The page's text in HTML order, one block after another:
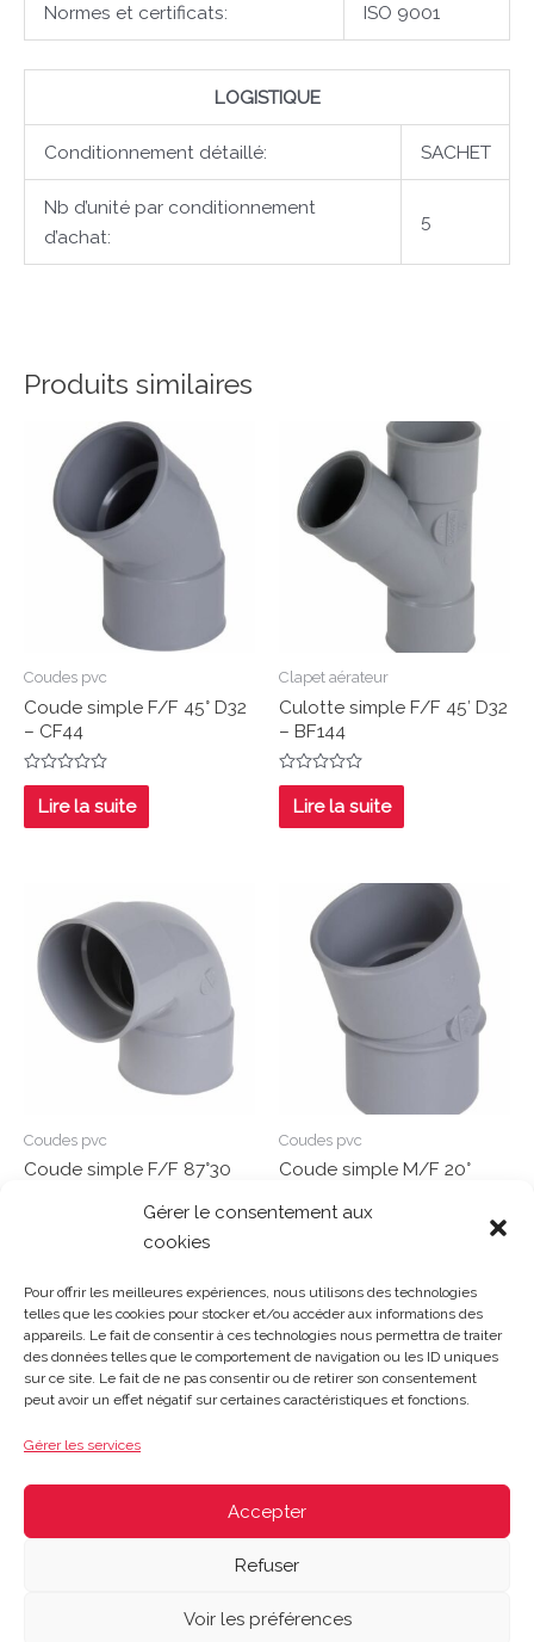
Gérer le consentement aux
cookies
Pour offrir les meilleures expériences, nous utilisons des technologies
telles que les cookies pour stocker et/ou accéder aux informations des
appareils. Le fait de consentir à ces technologies nous permettra de traiter
des données telles que le comportement de navigation ou les ID uniques
sur ce site. Le fait de ne pas consentir ou de retirer son consentement
peut avoir un effet négatif sur certaines caractéristiques et fonctions.
Gérer les services
Accepter
Refuser
Voir les préférences
Normes et certificats: ISO 9001
LOGISTIQUE
Conditionnement détaillé: SACHET
Nb d’unité par conditionnement
d’achat:
5
Produits similaires
Coudes pvc
Coude simple F/F 45° D32
– CF44
Note
sur
5
Lire la suite
Clapet aérateur
Culotte simple F/F 45′ D32
– BF144
Note
sur
5
Lire la suite
Coudes pvc
Coude simple F/F 87°30
5
Coudes pvc
Coude simple M/F 20°
5
Gosset Matériaux 2023 © Tous droits réservés |Mentions
Le samedi : 8h-12h